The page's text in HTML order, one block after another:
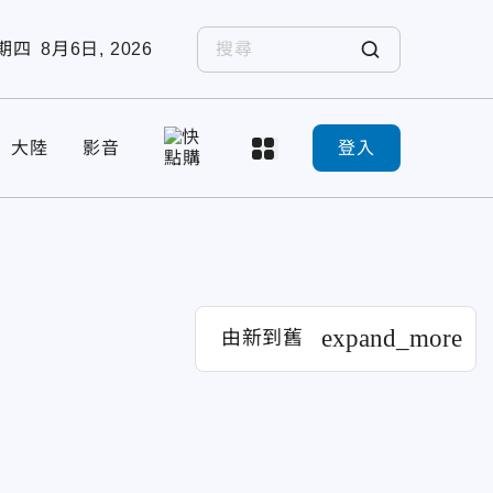
四 8月6日, 2026
大陸 影音 登入
由新到舊 expand_more